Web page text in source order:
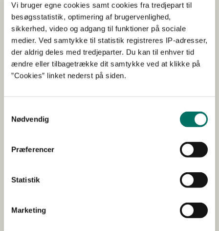
Vi bruger egne cookies samt cookies fra tredjepart til
besøgsstatistik, optimering af brugervenlighed,
sikkerhed, video og adgang til funktioner på sociale
medier. Ved samtykke til statistik registreres IP-adresser,
der aldrig deles med tredjeparter. Du kan til enhver tid
ændre eller tilbagetrække dit samtykke ved at klikke på
”Cookies” linket nederst på siden.
Nødvendig
Præferencer
Statistik
Marketing
større og tungere redskab er det muligt at fiske med. I
forhold til de små redskaber har de store, tunge
fiskeredskaber en større effekt på havbunden, hvor de
hvirvler jord, sten og planter op og i værste fald
ødelægger levesteder for plante- og dyreliv.
skånsomt og bæredygtigt, så vi også på langt
fiskernes interesse, da de jo er afhængige af,
at der også i fremtiden er fisk og skaldyr at
fange. Derfor skal vi have stoppet de fartøjer,
som har for stor motorkraft, da de ødelægger
Prehn.
Kravene til fiskefartøjernes motorkraft er reguleret både
nationalt og af EU. I flere områder som for eksempel